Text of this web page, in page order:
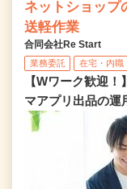
ネットショップ
送軽作業
合同会社Re Start
業務委託 在宅・内職
【Wワーク歓迎
マアプリ出品の運